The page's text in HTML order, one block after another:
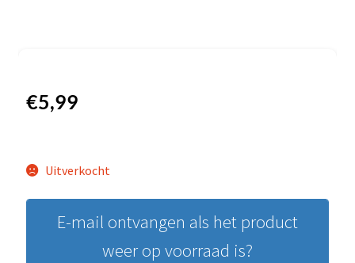
€5,99
Uitverkocht
E-mail ontvangen als het product
weer op voorraad is?